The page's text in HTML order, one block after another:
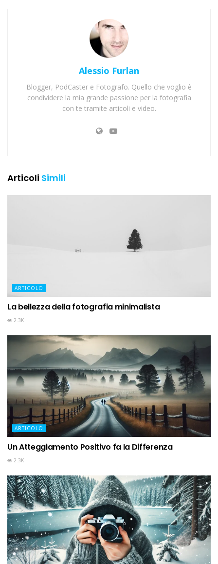
Alessio Furlan
Blogger, PodCaster e Fotografo. Quello che voglio è
condividere la mia grande passione per la fotografia
con te tramite articoli e video.
Articoli Simili
ARTICOLO
La bellezza della fotografia minimalista
2.3K
ARTICOLO
Un Atteggiamento Positivo fa la Differenza
2.3K